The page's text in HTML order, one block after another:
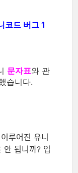
코드 버그 1
문자표와 관
습니다.
루어진 유니
안 됩니까? 입